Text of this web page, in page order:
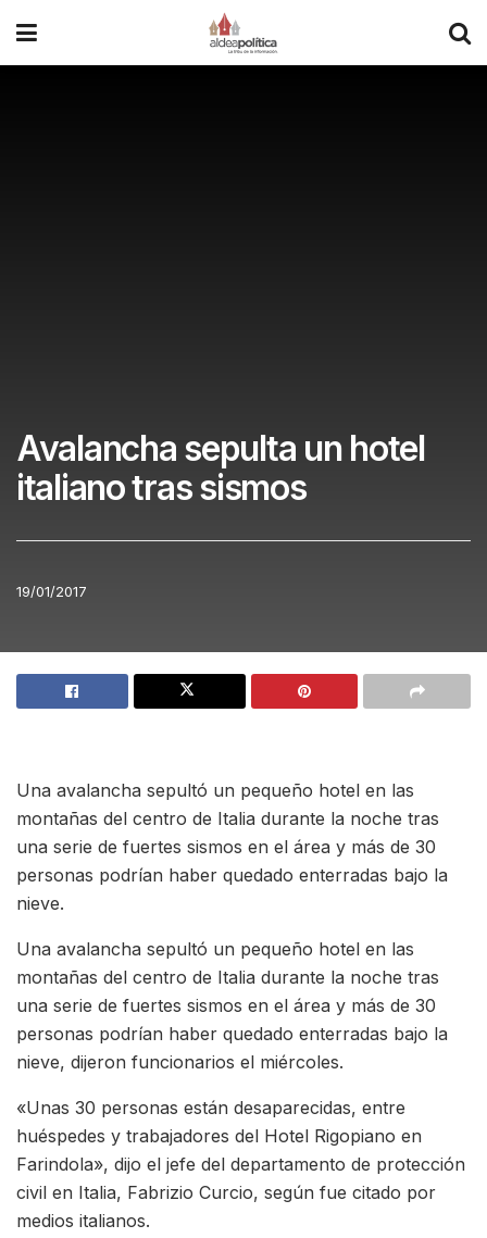
Avalancha sepulta un hotel
italiano tras sismos
19/01/2017
Una avalancha sepultó un pequeño hotel en las
montañas del centro de Italia durante la noche tras
una serie de fuertes sismos en el área y más de 30
personas podrían haber quedado enterradas bajo la
nieve.
Una avalancha sepultó un pequeño hotel en las
montañas del centro de Italia durante la noche tras
una serie de fuertes sismos en el área y más de 30
personas podrían haber quedado enterradas bajo la
nieve, dijeron funcionarios el miércoles.
«Unas 30 personas están desaparecidas, entre
huéspedes y trabajadores del Hotel Rigopiano en
Farindola», dijo el jefe del departamento de protección
civil en Italia, Fabrizio Curcio, según fue citado por
medios italianos.